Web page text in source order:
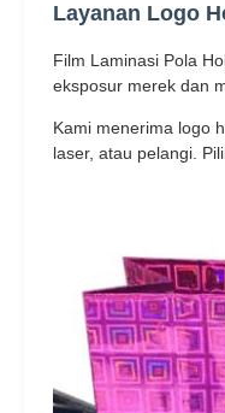
Layanan Logo
Film Laminasi Pola
eksposur merek dan
Kami menerima logo
laser, atau pelangi.